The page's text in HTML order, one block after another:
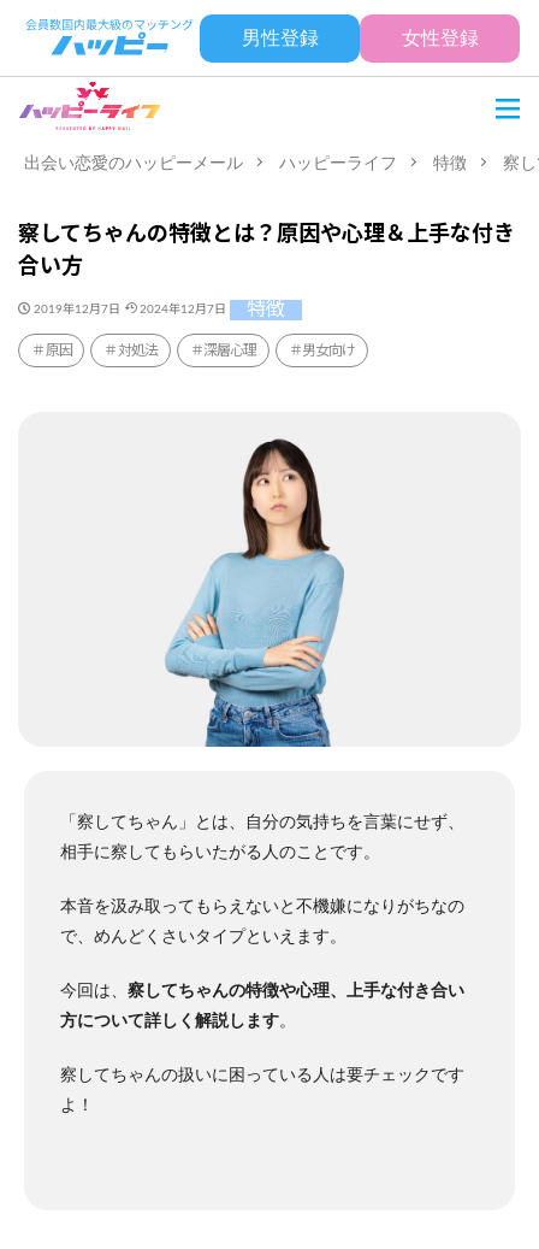
男性登録 女性登録
出会い恋愛のハッピーメール ハッピーライフ 特徴 察
察してちゃんの特徴とは？原因や心理＆上手な付き
合い方
2019年12月7日 2024年12月7日 特徴
原因 対処法 深層心理 男女向け
「察してちゃん」とは、自分の気持ちを言葉にせず、
相手に察してもらいたがる人のことです。
本音を汲み取ってもらえないと不機嫌になりがちなの
で、めんどくさいタイプといえます。
今回は、 察してちゃんの特徴や心理、上手な付き合い
方について詳しく解説します。
察してちゃんの扱いに困っている人は要チェックです
よ！